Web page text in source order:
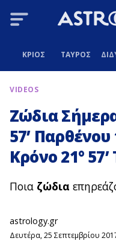
ΚΡΙΟΣ ΤΑΥΡΟΣ
VIDEOS
Ζώδια
57’
Κρόνο 21°
Ποια ζώδια
astrology.gr
Δευτέρα, 25 Σεπτεμβρίου